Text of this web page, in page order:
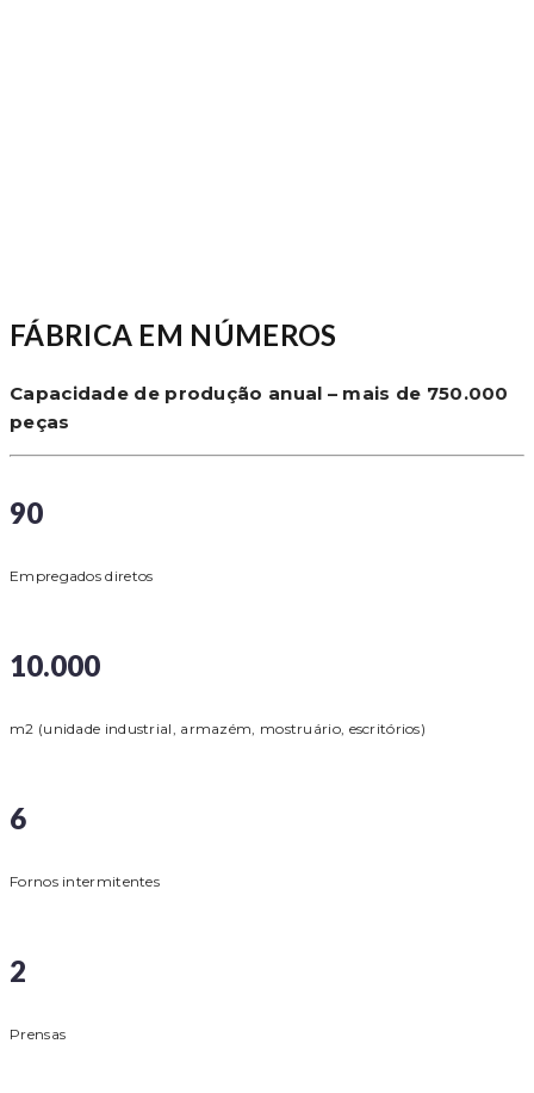
FÁBRICA EM NÚMEROS
Capacidade de produção anual – mais de 750.000
peças
90
Empregados diretos
10.000
m2 (unidade industrial, armazém, mostruário, escritórios)
6
Fornos intermitentes
2
Prensas